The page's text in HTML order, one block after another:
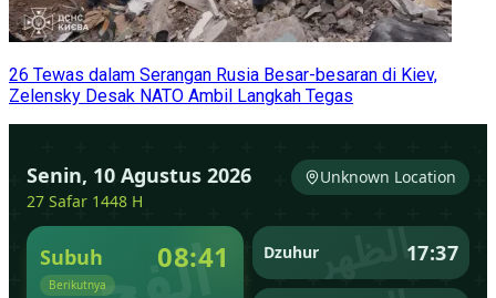
26 Tewas dalam Serangan Rusia Besar-besaran di Kiev,
Zelensky Desak NATO Ambil Langkah Tegas